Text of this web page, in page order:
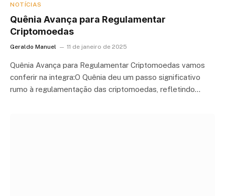
NOTÍCIAS
Quênia Avança para Regulamentar
Criptomoedas
Geraldo Manuel 11 de janeiro de 2025
Quênia Avança para Regulamentar Criptomoedas vamos
conferir na integra:O Quênia deu um passo significativo
rumo à regulamentação das criptomoedas, refletindo…